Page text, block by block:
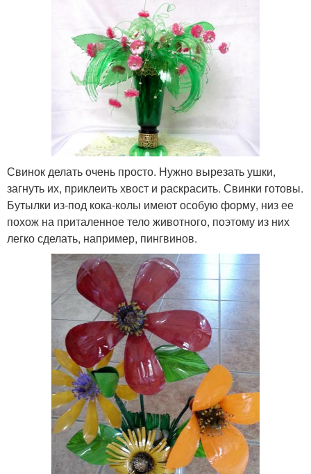
Свинок делать очень просто. Нужно вырезать ушки,
загнуть их, приклеить хвост и раскрасить. Свинки готовы.
Бутылки из-под кока-колы имеют особую форму, низ ее
похож на приталенное тело животного, поэтому из них
легко сделать, например, пингвинов.